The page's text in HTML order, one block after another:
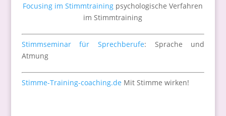
Focusing im Stimmtraining psychologische Verfahren
im Stimmtraining
Stimmseminar für Sprechberufe: Sprache und
Atmung
Stimme-Training-coaching.de Mit Stimme wirken!